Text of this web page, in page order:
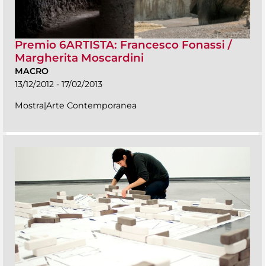
Premio 6ARTISTA: Francesco Fonassi /
Margherita Moscardini
MACRO
13/12/2012 - 17/02/2013
Mostra|Arte Contemporanea